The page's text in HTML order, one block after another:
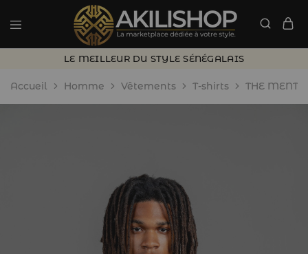
LE MEILLEUR DU STYLE SÉNÉGALAIS
Accueil Homme Vêtements T-shirts THE